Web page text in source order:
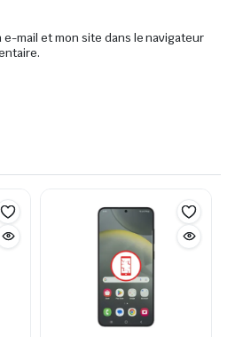
e-mail et mon site dans le navigateur